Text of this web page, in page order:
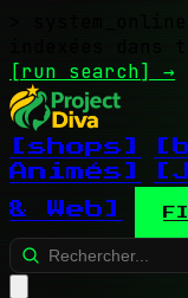
indexées dans
[run search] →
[shops]
Animés]
& Web]